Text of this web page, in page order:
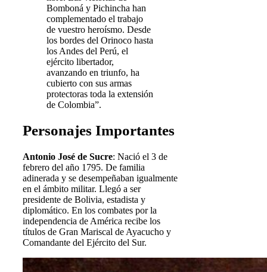
Bomboná y Pichincha han
complementado el trabajo
de vuestro heroísmo. Desde
los bordes del Orinoco hasta
los Andes del Perú, el
ejército libertador,
avanzando en triunfo, ha
cubierto con sus armas
protectoras toda la extensión
de Colombia”.
Personajes Importantes
Antonio José de Sucre: Nació el 3 de
febrero del año 1795. De familia
adinerada y se desempeñaban igualmente
en el ámbito militar. Llegó a ser
presidente de Bolivia, estadista y
diplomático. En los combates por la
independencia de América recibe los
títulos de Gran Mariscal de Ayacucho y
Comandante del Ejército del Sur.